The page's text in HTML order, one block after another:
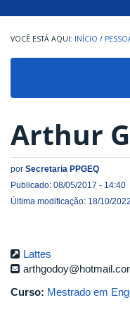
INÍCIO /
Arthur
por Secretaria PPGEQ
Publicado: 08/05/2017 - 14:40
Última modificação: 18/10/
Lattes
Curso: Mestrado em